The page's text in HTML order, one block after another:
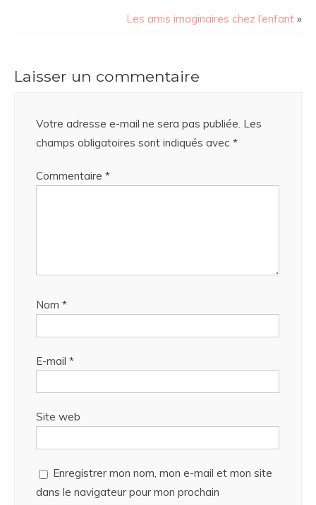
Les amis imaginaires chez l’enfant »
Laisser un commentaire
Votre adresse e-mail ne sera pas publiée. Les
champs obligatoires sont indiqués avec *
Commentaire *
Nom *
E-mail *
Site web
Enregistrer mon nom, mon e-mail et mon site
dans le navigateur pour mon prochain